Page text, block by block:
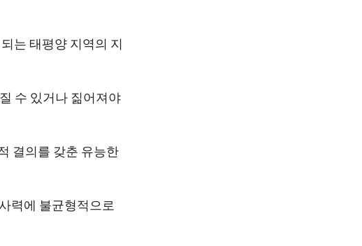
는 태평양 지역의 지
수 있거나 짊어져야
결의를 갖춘 유능한
력에 불균형적으로